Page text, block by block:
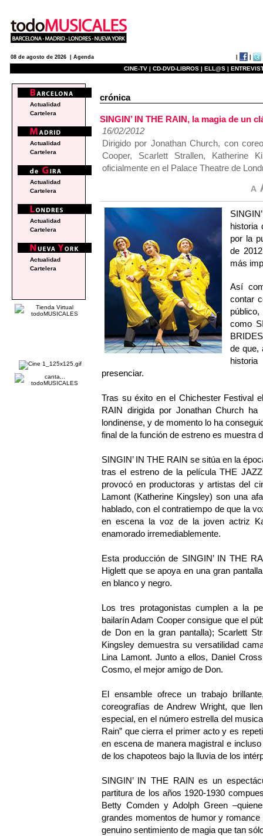
08 de agosto de 2026 | Agenda
CINE-TV | CD-DVD-LIBROS | ELL@S |
crónica
SINGIN’ IN THE RAIN, la magia de un
16/02/2012
Dirigido por Jonathan Church, con
Cooper, Scarlett Strallen, Katherine
oficialmente en el Palace Theatre de
historia
por la
de
más
Así
contar
como
de que,
presenciar.
Tras su éxito en el Chichester Festival
RAIN dirigida por Jonathan Church
londinense, y de momento lo ha
final de la función de estreno es muestra
SINGIN’ IN THE RAIN se sitúa en la
tras el estreno de la película THE
provocó en productoras y artistas del
Lamont (Katherine Kingsley) son una
hablado, con el contratiempo de que la
en escena la voz de la joven actriz
enamorado irremediablemente.
Esta producción de SINGIN’ IN THE
Higlett que se apoya en una gran
en blanco y negro.
Los tres protagonistas cumplen a la
bailarín Adam Cooper consigue que el
de Don en la gran pantalla); Scarlett
Kingsley demuestra su versatilidad
Lina Lamont. Junto a ellos, Daniel
Cosmo, el mejor amigo de Don.
El ensamble ofrece un trabajo
coreografías de Andrew Wright, que
especial, en el número estrella del
Rain” que cierra el primer acto y es
en escena de manera magistral e
de los chapoteos bajo la lluvia de los
SINGIN’ IN THE RAIN es un
partitura de los años 1920-1930
Betty Comden y Adolph Green
grandes momentos de humor y
genuino sentimiento de magia que tan
Actualidad
Cartelera
Actualidad
Cartelera
Actualidad
Cartelera
Actualidad
Cartelera
Actualidad
Cartelera